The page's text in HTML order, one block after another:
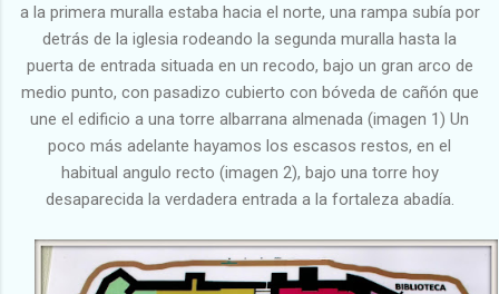
a la primera muralla estaba hacia el norte, una rampa subía por
detrás de la iglesia rodeando la segunda muralla hasta la
puerta de entrada situada en un recodo, bajo un gran arco de
medio punto, con pasadizo cubierto con bóveda de cañón que
une el edificio a una torre albarrana almenada (imagen 1) Un
poco más adelante hayamos los escasos restos, en el
habitual angulo recto (imagen 2), bajo una torre hoy
desaparecida la verdadera entrada a la fortaleza abadía.